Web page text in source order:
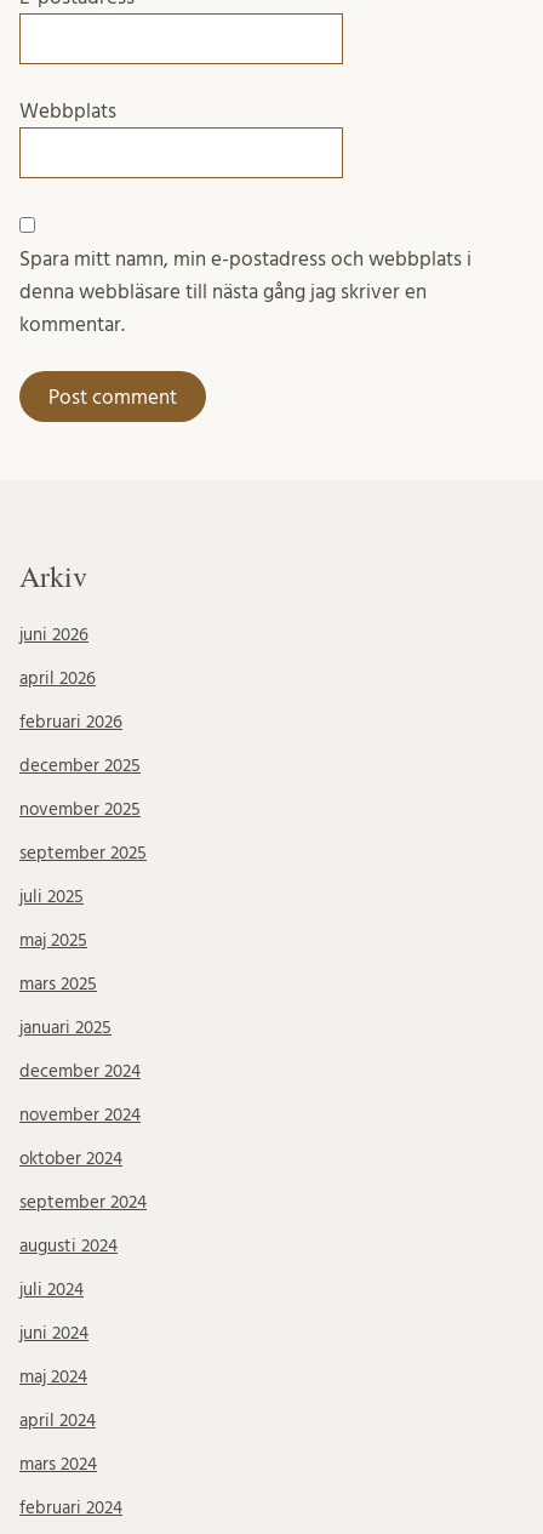
Webbplats
Spara mitt namn, min e-postadress och webbplats i
denna webbläsare till nästa gång jag skriver en
kommentar.
Arkiv
juni 2026
april 2026
februari 2026
december 2025
november 2025
september 2025
juli 2025
maj 2025
mars 2025
januari 2025
december 2024
november 2024
oktober 2024
september 2024
augusti 2024
juli 2024
juni 2024
maj 2024
april 2024
mars 2024
februari 2024